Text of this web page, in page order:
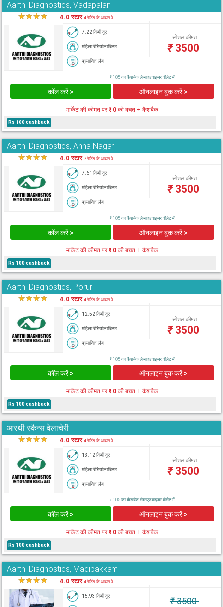
Aarthi Diagnostics, Vadapalani
★★★★ 4.0 स्टार4 रेटिंग के आधार पे
7.22 किमी दूर
महिला रेडियोलाजिस्ट
प्रमाणित लैब
स्पेशल कीमत
₹3500
₹ 105 का कैशबैक लैब्सएडवाइजर वॉलेट में
कॉल करें > ऑनलाइन बुक करें >
मार्केट की कीमत पर₹ 0की बचत + कैशबैक
Rs 100 cashback
Aarthi Diagnostics, Anna Nagar
★★★★ 4.0 स्टार7 रेटिंग के आधार पे
7.61 किमी दूर
महिला रेडियोलाजिस्ट
प्रमाणित लैब
स्पेशल कीमत
₹3500
₹ 105 का कैशबैक लैब्सएडवाइजर वॉलेट में
कॉल करें > ऑनलाइन बुक करें >
मार्केट की कीमत पर₹ 0की बचत + कैशबैक
Rs 100 cashback
Aarthi Diagnostics, Porur
★★★★ 4.0 स्टार4 रेटिंग के आधार पे
12.52 किमी दूर
महिला रेडियोलाजिस्ट
प्रमाणित लैब
स्पेशल कीमत
₹3500
₹ 105 का कैशबैक लैब्सएडवाइजर वॉलेट में
कॉल करें > ऑनलाइन बुक करें >
मार्केट की कीमत पर₹ 0की बचत + कैशबैक
Rs 100 cashback
आरथी स्कैन्स वेलाचेरी
★★★★ 4.0 स्टार4 रेटिंग के आधार पे
13.12 किमी दूर
महिला रेडियोलाजिस्ट
प्रमाणित लैब
स्पेशल कीमत
₹3500
₹ 105 का कैशबैक लैब्सएडवाइजर वॉलेट में
कॉल करें > ऑनलाइन बुक करें >
मार्केट की कीमत पर₹ 0की बचत + कैशबैक
Rs 100 cashback
Aarthi Diagnostics, Madipakkam
★★★★ 4.0 स्टार4 रेटिंग के आधार पे
15.93 किमी दूर ₹3500